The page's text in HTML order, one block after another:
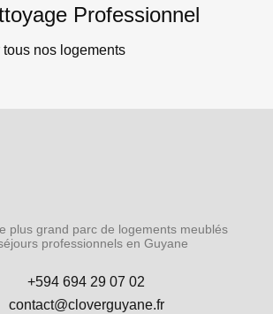
Professionnel
tous nos logements​
plus grand parc de logements meublés
professionnels en Guyane
+594 694 29 07 02
contact@cloverguyane.fr